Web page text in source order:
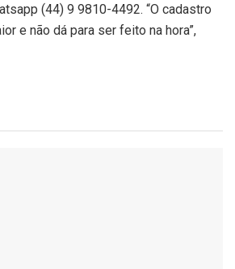
(44) 9 9810-4492. “O cadastro
e não dá para ser feito na hora”,